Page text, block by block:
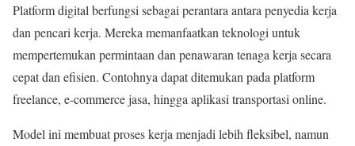
Platform digital berfungsi sebagai perantara antara penyedia kerja
dan pencari kerja. Mereka memanfaatkan teknologi untuk
mempertemukan permintaan dan penawaran tenaga kerja secara
cepat dan efisien. Contohnya dapat ditemukan pada platform
freelance, e-commerce jasa, hingga aplikasi transportasi online.
Model ini membuat proses kerja menjadi lebih fleksibel, namun